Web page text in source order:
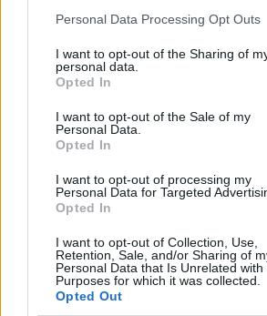
Please note that this website/app uses
not limited to your visit or usage
grant or deny consent to Google and its
use your data for below specified
consent section.
Personal Data Processing Opt Outs
I want to opt-out of the Sharing of
personal data.
Opted In
I want to opt-out of the Sale of my
Personal Data.
Opted In
I want to opt-out of processing my
Personal Data for Targeted
Opted In
I want to opt-out of Collection, Use,
Retention, Sale, and/or Sharing of
Personal Data that Is Unrelated with
Purposes for which it was collected.
Opted Out
A projekt részeként megújulnak a
Várkanyarban álló Nepomuki Szent János
Bicske Kelet
Új gyalogosátkelők